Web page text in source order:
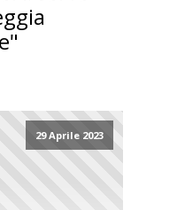
29 Aprile 2023